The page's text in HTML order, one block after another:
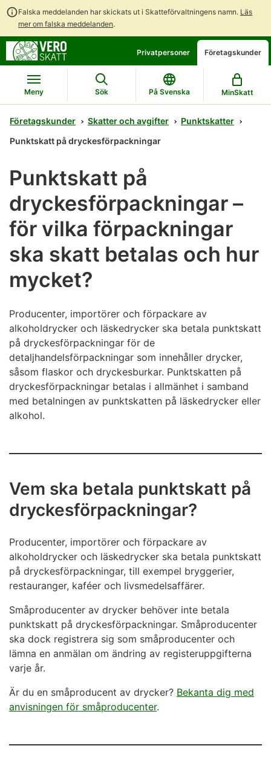
Falska meddelanden har skickats ut i Skatteförvaltningens namn. Läs
mer om falska meddelanden.
direkt
till
innehållet
till
hela
webbplatsens
sökning
Privatpersoner Företagskunder
Meny Sök På Svenska MinSkatt
Företagskunder Skatter och avgifter
Punktskatter
Punktskatt på dryckesförpackningar
Punktskatt på
dryckesförpackningar –
för vilka förpackningar
ska skatt betalas och hur
mycket?
Producenter, importörer och förpackare av
alkoholdrycker och läskedrycker ska betala punktskatt
på dryckesförpackningar för de
detaljhandelsförpackningar som innehåller drycker,
såsom flaskor och dryckesburkar. Punktskatten på
dryckesförpackningar betalas i allmänhet i samband
med betalningen av punktskatten på läskedrycker eller
alkohol.
Vem ska betala punktskatt på
dryckesförpackningar?
Producenter, importörer och förpackare av
alkoholdrycker och läskedrycker ska betala punktskatt
på dryckesförpackningar, till exempel bryggerier,
restauranger, kaféer och livsmedelsaffärer.
Småproducenter av drycker behöver inte betala
punktskatt på dryckesförpackningar. Småproducenter
ska dock registrera sig som småproducenter och
lämna en anmälan om ändring av registeruppgifterna
varje år.
Är du en småproducent av drycker? Bekanta dig med
anvisningen för småproducenter.